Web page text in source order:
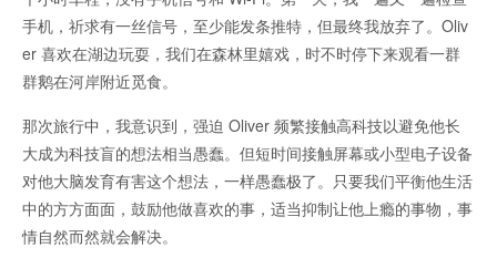
手机，祈求有一丝信号，至少能发条推特，但最终我放弃了。Oliv
er 喜欢在湖边玩耍，我们在森林里嬉戏，时不时停下来观看一群
群鹅在河岸附近觅食。
那次旅行中，我意识到，强迫 Oliver 频繁接触高科技以避免他长
大成为科技盲的想法相当愚蠢。但短时间接触屏幕或小型电子设备
对他大脑发育有害这个想法，一样愚蠢极了。只要我们平衡他生活
中的方方面面，鼓励他做喜欢的事，适当抑制让他上瘾的事物，事
情自然而然就会解决。